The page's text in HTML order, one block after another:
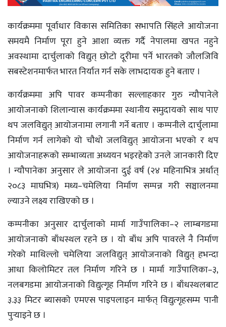
कार्यक्रममा पूर्वाधार विकास समितिका सभापति सिंहले आयोजना
समयमै निर्माण पूरा हुने आशा व्यक्त गर्दै नेपालमा खपत नहुने
अवस्थामा दार्चुलाको विद्युत् छोटो दूरीमा पर्ने भारतको जौलजिवि
सबस्टेशनमार्फत भारत निर्यात गर्न सके लाभदायक हुने बताए ।
कार्यक्रममा अपि पावर कम्पनीका सल्लाहकार गुरु न्यौपानेले
आयोजनाको शिलान्यास कार्यक्रममा स्थानीय समुदायको साथ पाए
थप जलविद्युत् आयोजनामा लगानी गर्ने बताए । कम्पनीले दार्चुलामा
निर्माण गर्न लागेको यो चौथो जलविद्युत् आयोजना भएको र थप
आयोजनाहरूको सम्भाव्यता अध्ययन भइरहेको उनले जानकारी दिए
। न्यौपानेका अनुसार ले आयोजना दुई वर्ष (२४ महिनाभित्र अर्थात्
२०८३ माघभित्र) मध्य–चमेलिया निर्माण सम्पन्न गरी सञ्चालनमा
ल्याउने लक्ष्य राखिएको छ ।
कम्पनीका अनुसार दार्चुलाको मार्मा गाउँपालिका–२ लाम्बगडमा
आयोजनाको बाँधस्थल रहने छ । यो बाँध अपि पावरले नै निर्माण
गरेको माथिल्लो चमेलिया जलविद्युत् आयोजनाको विद्युत् हभन्दा
आधा किलोमिटर तल निर्माण गरिने छ । मार्मा गाउँपालिका–३,
नलबगडमा आयोजनाको विद्युत्गृह निर्माण गरिने छ । बाँधस्थलबाट
३.३३ मिटर ब्यासको एमएस पाइपलाइन मार्फत् विद्युत्गृहसम्म पानी
पुर्‍याइने छ ।